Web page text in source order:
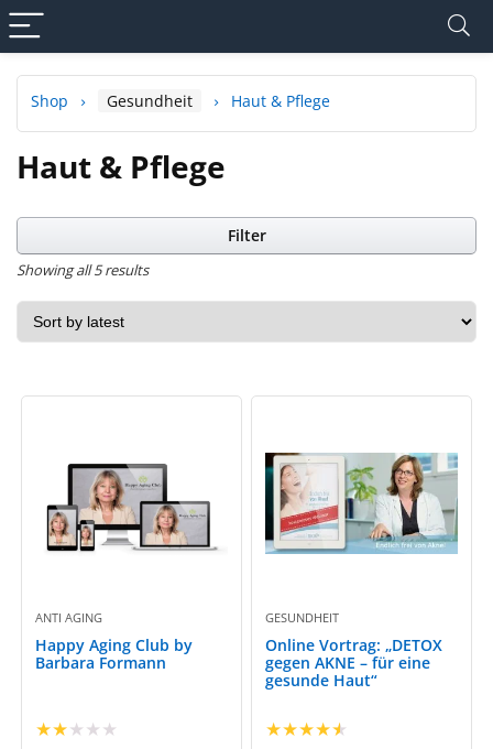
Shop Gesundheit Haut & Pflege
Haut & Pflege
Filter
Showing all 5 results
ANTI AGING
Happy Aging Club by
Barbara Formann
★★★ ★ ★
GESUNDHEIT
Online Vortrag: „DETOX
gegen AKNE – für eine
gesunde Haut“
★★★★★